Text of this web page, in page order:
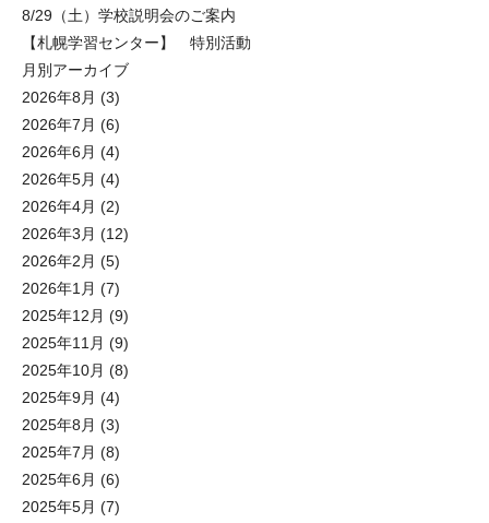
8/29（土）学校説明会のご案内
【札幌学習センター】 特別活動
月別アーカイブ
2026年8月 (3)
2026年7月 (6)
2026年6月 (4)
2026年5月 (4)
2026年4月 (2)
2026年3月 (12)
2026年2月 (5)
2026年1月 (7)
2025年12月 (9)
2025年11月 (9)
2025年10月 (8)
2025年9月 (4)
2025年8月 (3)
2025年7月 (8)
2025年6月 (6)
2025年5月 (7)